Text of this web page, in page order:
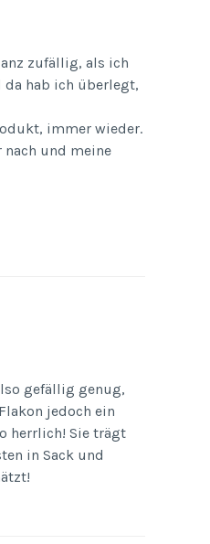
zufällig, als ich
hab ich überlegt,
immer wieder.
und meine
gefällig genug,
jedoch ein
herrlich! Sie trägt
in Sack und